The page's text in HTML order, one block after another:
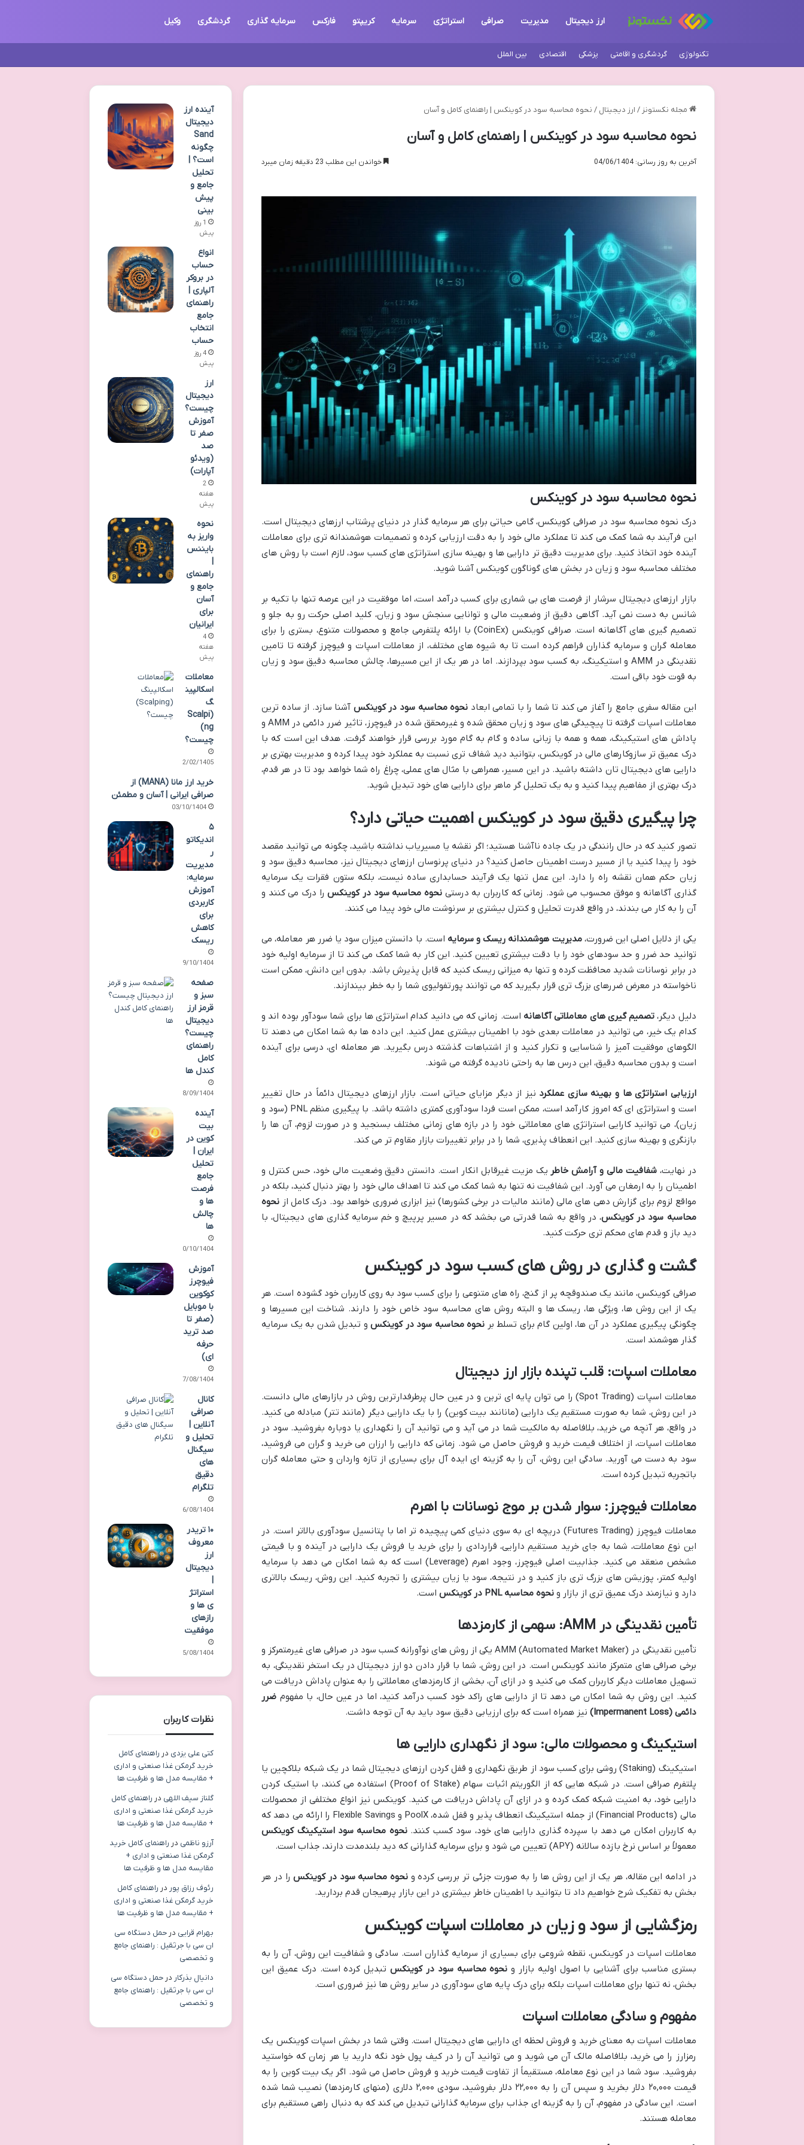
ارز دیجیتال مدیریت صرافی استراتژی سرمایه کریپتو فارکس سرمایه گذاری گردشگری وکیل
تکنولوژی گردشگری و اقامتی پزشکی اقتصادی بین الملل
مجله نکستونز / ارز دیجیتال / نحوه محاسبه سود در کوینکس | راهنمای کامل و آسان
نحوه محاسبه سود در کوینکس | راهنمای کامل و آسان
آخرین به روز رسانی: 04/06/1404 خواندن این مطلب 23 دقیقه زمان میبرد
نحوه محاسبه سود در کوینکس
درک نحوه محاسبه سود در صرافی کوینکس، گامی حیاتی برای هر سرمایه گذار در دنیای پرشتاب ارزهای دیجیتال است.
این فرآیند به شما کمک می کند تا عملکرد مالی خود را به دقت ارزیابی کرده و تصمیمات هوشمندانه تری برای معاملات
آینده خود اتخاذ کنید. برای مدیریت دقیق تر دارایی ها و بهینه سازی استراتژی های کسب سود، لازم است با روش های
مختلف محاسبه سود و زیان در بخش های گوناگون کوینکس آشنا شوید.
بازار ارزهای دیجیتال سرشار از فرصت های بی شماری برای کسب درآمد است، اما موفقیت در این عرصه تنها با تکیه بر
شانس به دست نمی آید. آگاهی دقیق از وضعیت مالی و توانایی سنجش سود و زیان، کلید اصلی حرکت رو به جلو و
تصمیم گیری های آگاهانه است. صرافی کوینکس (CoinEx) با ارائه پلتفرمی جامع و محصولات متنوع، بستری را برای
معامله گران و سرمایه گذاران فراهم کرده است تا به شیوه های مختلف، از معاملات اسپات و فیوچرز گرفته تا تامین
نقدینگی در AMM و استیکینگ، به کسب سود بپردازند. اما در هر یک از این مسیرها، چالش محاسبه دقیق سود و زیان
به قوت خود باقی است.
این مقاله سفری جامع را آغاز می کند تا شما را با تمامی ابعاد نحوه محاسبه سود در کوینکس آشنا سازد. از ساده ترین
معاملات اسپات گرفته تا پیچیدگی های سود و زیان محقق شده و غیرمحقق شده در فیوچرز، تاثیر ضرر دائمی در AMM و
پاداش های استیکینگ، همه و همه با زبانی ساده و گام به گام مورد بررسی قرار خواهند گرفت. هدف این است که با
درک عمیق تر سازوکارهای مالی در کوینکس، بتوانید دید شفاف تری نسبت به عملکرد خود پیدا کرده و مدیریت بهتری بر
دارایی های دیجیتال تان داشته باشید. در این مسیر، همراهی با مثال های عملی، چراغ راه شما خواهد بود تا در هر قدم،
درک بهتری از مفاهیم پیدا کنید و به یک تحلیل گر ماهر برای دارایی های خود تبدیل شوید.
چرا پیگیری دقیق سود در کوینکس اهمیت حیاتی دارد؟
تصور کنید که در حال رانندگی در یک جاده ناآشنا هستید؛ اگر نقشه یا مسیریاب نداشته باشید، چگونه می توانید مقصد
خود را پیدا کنید یا از مسیر درست اطمینان حاصل کنید؟ در دنیای پرنوسان ارزهای دیجیتال نیز، محاسبه دقیق سود و
زیان حکم همان نقشه راه را دارد. این عمل تنها یک فرآیند حسابداری ساده نیست، بلکه ستون فقرات یک سرمایه
گذاری آگاهانه و موفق محسوب می شود. زمانی که کاربران به درستینحوه محاسبه سود در کوینکسرا درک می کنند و
آن را به کار می بندند، در واقع قدرت تحلیل و کنترل بیشتری بر سرنوشت مالی خود پیدا می کنند.
یکی از دلایل اصلی این ضرورت،مدیریت هوشمندانه ریسک و سرمایه است. با دانستن میزان سود یا ضرر هر معامله، می
توانید حد ضرر و حد سودهای خود را با دقت بیشتری تعیین کنید. این کار به شما کمک می کند تا از سرمایه اولیه خود
در برابر نوسانات شدید محافظت کرده و تنها به میزانی ریسک کنید که قابل پذیرش باشد. بدون این دانش، ممکن است
ناخواسته در معرض ضررهای بزرگ تری قرار بگیرید که می توانند پورتفولیوی شما را به خطر بیندازند.
دلیل دیگر، تصمیم گیری های معاملاتی آگاهانه است. زمانی که می دانید کدام استراتژی ها برای شما سودآور بوده اند و
کدام یک خیر، می توانید در معاملات بعدی خود با اطمینان بیشتری عمل کنید. این داده ها به شما امکان می دهند تا
الگوهای موفقیت آمیز را شناسایی و تکرار کنید و از اشتباهات گذشته درس بگیرید. هر معامله ای، درسی برای آینده
است و بدون محاسبه دقیق، این درس ها به راحتی نادیده گرفته می شوند.
ارزیابی استراتژی ها و بهینه سازی عملکرد نیز از دیگر مزایای حیاتی است. بازار ارزهای دیجیتال دائماً در حال تغییر
است و استراتژی ای که امروز کارآمد است، ممکن است فردا سودآوری کمتری داشته باشد. با پیگیری منظم PNL (سود و
زیان)، می توانید کارایی استراتژی های معاملاتی خود را در بازه های زمانی مختلف بسنجید و در صورت لزوم، آن ها را
بازنگری و بهینه سازی کنید. این انعطاف پذیری، شما را در برابر تغییرات بازار مقاوم تر می کند.
در نهایت،شفافیت مالی و آرامش خاطر یک مزیت غیرقابل انکار است. دانستن دقیق وضعیت مالی خود، حس کنترل و
اطمینان را به ارمغان می آورد. این شفافیت نه تنها به شما کمک می کند تا اهداف مالی خود را بهتر دنبال کنید، بلکه در
مواقع لزوم برای گزارش دهی های مالی (مانند مالیات در برخی کشورها) نیز ابزاری ضروری خواهد بود. درک کامل از نحوه
محاسبه سود در کوینکس، در واقع به شما قدرتی می بخشد که در مسیر پرپیچ و خم سرمایه گذاری های دیجیتال، با
دید باز و قدم های محکم تری حرکت کنید.
گشت و گذاری در روش های کسب سود در کوینکس
صرافی کوینکس، مانند یک صندوقچه پر از گنج، راه های متنوعی را برای کسب سود به روی کاربران خود گشوده است. هر
یک از این روش ها، ویژگی ها، ریسک ها و البته روش های محاسبه سود خاص خود را دارند. شناخت این مسیرها و
چگونگی پیگیری عملکرد در آن ها، اولین گام برای تسلط بر نحوه محاسبه سود در کوینکسو تبدیل شدن به یک سرمایه
گذار هوشمند است.
معاملات اسپات: قلب تپنده بازار ارز دیجیتال
معاملات اسپات (Spot Trading) را می توان پایه ای ترین و در عین حال پرطرفدارترین روش در بازارهای مالی دانست.
در این روش، شما به صورت مستقیم یک دارایی (مانانند بیت کوین) را با یک دارایی دیگر (مانند تتر) مبادله می کنید.
در واقع، هر آنچه می خرید، بلافاصله به مالکیت شما در می آید و می توانید آن را نگهداری یا دوباره بفروشید. سود در
معاملات اسپات، از اختلاف قیمت خرید و فروش حاصل می شود. زمانی که دارایی را ارزان می خرید و گران می فروشید،
سود به دست می آورید. سادگی این روش، آن را به گزینه ای ایده آل برای بسیاری از تازه واردان و حتی معامله گران
باتجربه تبدیل کرده است.
معاملات فیوچرز: سوار شدن بر موج نوسانات با اهرم
معاملات فیوچرز (Futures Trading) دریچه ای به سوی دنیای کمی پیچیده تر اما با پتانسیل سودآوری بالاتر است. در
این نوع معاملات، شما به جای خرید مستقیم دارایی، قراردادی را برای خرید یا فروش یک دارایی در آینده و با قیمتی
مشخص منعقد می کنید. جذابیت اصلی فیوچرز، وجود اهرم (Leverage) است که به شما امکان می دهد با سرمایه
اولیه کمتر، پوزیشن های بزرگ تری باز کنید و در نتیجه، سود یا زیان بیشتری را تجربه کنید. این روش، ریسک بالاتری
دارد و نیازمند درک عمیق تری از بازار ونحوه محاسبه PNL در کوینکس است.
تأمین نقدینگی در AMM: سهمی از کارمزدها
تأمین نقدینگی در AMM (Automated Market Maker) یکی از روش های نوآورانه کسب سود در صرافی های غیرمتمرکز و
برخی صرافی های متمرکز مانند کوینکس است. در این روش، شما با قرار دادن دو ارز دیجیتال در یک استخر نقدینگی، به
تسهیل معاملات دیگر کاربران کمک می کنید و در ازای آن، بخشی از کارمزدهای معاملاتی را به عنوان پاداش دریافت می
کنید. این روش به شما امکان می دهد تا از دارایی های راکد خود کسب درآمد کنید، اما در عین حال، با مفهوم ضرر
دائمی (Impermanent Loss)
نیز همراه است که برای ارزیابی دقیق سود باید به آن توجه داشت.
استیکینگ و محصولات مالی: سود از نگهداری دارایی ها
استیکینگ (Staking) روشی برای کسب سود از طریق نگهداری و قفل کردن ارزهای دیجیتال شما در یک شبکه بلاکچین یا
پلتفرم صرافی است. در شبکه هایی که از الگوریتم اثبات سهام (Proof of Stake) استفاده می کنند، با استیک کردن
دارایی خود، به امنیت شبکه کمک کرده و در ازای آن پاداش دریافت می کنید. کوینکس نیز انواع مختلفی از محصولات
مالی (Financial Products) از جمله استیکینگ انعطاف پذیر و قفل شده، PoolX و Flexible Savings را ارائه می دهد که
به کاربران امکان می دهد با سپرده گذاری دارایی های خود، سود کسب کنند.نحوه محاسبه سود استیکینگ کوینکس
معمولاً بر اساس نرخ بازده سالانه (APY) تعیین می شود و برای سرمایه گذارانی که دید بلندمدت دارند، جذاب است.
در ادامه این مقاله، هر یک از این روش ها را به صورت جزئی تر بررسی کرده و نحوه محاسبه سود در کوینکسرا در هر
بخش به تفکیک شرح خواهیم داد تا بتوانید با اطمینان خاطر بیشتری در این بازار پرهیجان قدم بردارید.
رمزگشایی از سود و زیان در معاملات اسپات کوینکس
معاملات اسپات در کوینکس، نقطه شروعی برای بسیاری از سرمایه گذاران است. سادگی و شفافیت این روش، آن را به
بستری مناسب برای آشنایی با اصول اولیه بازار و نحوه محاسبه سود در کوینکستبدیل کرده است. درک عمیق این
بخش، نه تنها برای معاملات اسپات بلکه برای درک پایه های سودآوری در سایر روش ها نیز ضروری است.
مفهوم و سادگی معاملات اسپات
معاملات اسپات به معنای خرید و فروش لحظه ای دارایی های دیجیتال است. وقتی شما در بخش اسپات کوینکس یک
رمزارز را می خرید، بلافاصله مالک آن می شوید و می توانید آن را در کیف پول خود نگه دارید یا هر زمان که خواستید
بفروشید. سود شما در این نوع معامله، مستقیماً از تفاوت قیمت خرید و فروش حاصل می شود. اگر یک بیت کوین را به
قیمت ۲۰,۰۰۰ دلار بخرید و سپس آن را به ۲۲,۰۰۰ دلار بفروشید، سودی ۲,۰۰۰ دلاری (منهای کارمزدها) نصیب شما شده
است. این سادگی در مفهوم، آن را به گزینه ای جذاب برای سرمایه گذارانی تبدیل می کند که به دنبال راهی مستقیم برای
معامله هستند.
آینده ارز
دیجیتال
Sand
چگونه
است؟ |
تحلیل
جامع و
پیش
بینی
1 روز
پیش
انواع
حساب
در بروکر
آلپاری |
راهنمای
جامع
انتخاب
حساب
4 روز
پیش
ارز
دیجیتال
چیست؟
آموزش
صفر تا
صد
(ویدئو
آپارات)
2
هفته
پیش
نحوه
واریز به
بایننس
|
راهنمای
جامع و
آسان
برای
ایرانیان
4
هفته
پیش
معاملات
اسکالپین
گ
(Scalpi
ng)
چیست؟
22/02/1405
خرید ارز مانا (MANA) از
صرافی ایرانی | آسان و مطمئن
03/10/1404
۵
اندیکاتو
ر
مدیریت
سرمایه:
آموزش
کاربردی
برای
کاهش
ریسک
09/10/1404
صفحه
سبز و
قرمز ارز
دیجیتال
چیست؟
راهنمای
کامل
کندل ها
08/09/1404
آینده
بیت
کوین در
ایران |
تحلیل
جامع
فرصت
ها و
چالش
ها
10/10/1404
آموزش
فیوچرز
کوکوین
با موبایل
(صفر تا
صد ترید
حرفه
ای)
17/08/1404
کانال
صرافی
آنلاین |
تحلیل و
سیگنال
های
دقیق
تلگرام
16/08/1404
۱۰ تریدر
معروف
ارز
دیجیتال
|
استراتژ
ی ها و
رازهای
موفقیت
15/08/1404
نظرات کاربران
کتی علی یزدی در راهنمای کامل
خرید گرمکن غذا صنعتی و اداری
+ مقایسه مدل ها و ظرفیت ها
گلناز سیف اللهی در راهنمای کامل
خرید گرمکن غذا صنعتی و اداری
+ مقایسه مدل ها و ظرفیت ها
آرزو ناظمی در راهنمای کامل خرید
گرمکن غذا صنعتی و اداری +
مقایسه مدل ها و ظرفیت ها
رئوف رزاق پور در راهنمای کامل
خرید گرمکن غذا صنعتی و اداری
+ مقایسه مدل ها و ظرفیت ها
بهرام قرایی در حمل دستگاه سی
ان سی با جرثقیل : راهنمای جامع
و تخصصی
دانیال بذرکار در حمل دستگاه سی
ان سی با جرثقیل : راهنمای جامع
و تخصصی